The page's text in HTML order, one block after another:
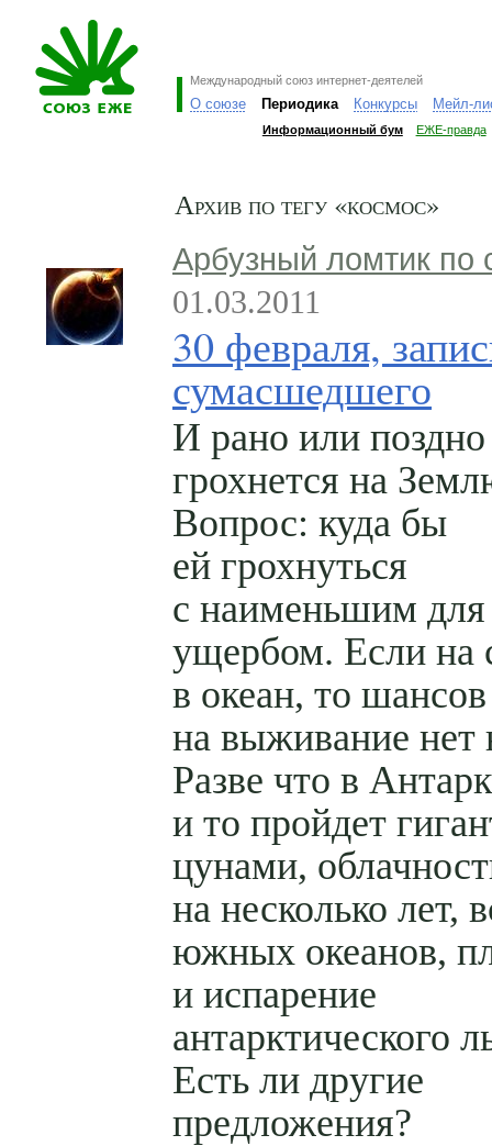
Международный союз интернет-деятелей
О союзе Периодика Конкурсы Мейл-
Информационный бум ЕЖЕ-правда
Архив по тегу «космос»
Арбузный ломтик по
01.03.2011
30 февраля,
сумасшедшего
И рано или
грохнется на
Вопрос: куда бы
ей грохнуться
с наименьшим для
ущербом. Если на
в океан, то шансов
на выживание нет
Разве что в
и то пройдет
цунами,
на несколько лет,
южных океанов,
и испарение
антарктического
Есть ли другие
предложения?